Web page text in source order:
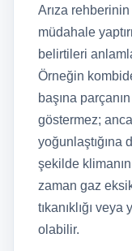
Arıza rehberinin
müdahale
belirtileri
Örneğin
başına
göstermez;
yoğunlaştığına
şekilde
zaman gaz
tıkanıklığı
olabilir.